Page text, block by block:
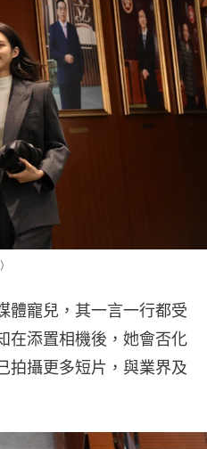
體寵兒，其一言一行都受
在添置相機後，她會否化
拍攝更多短片，與業界及